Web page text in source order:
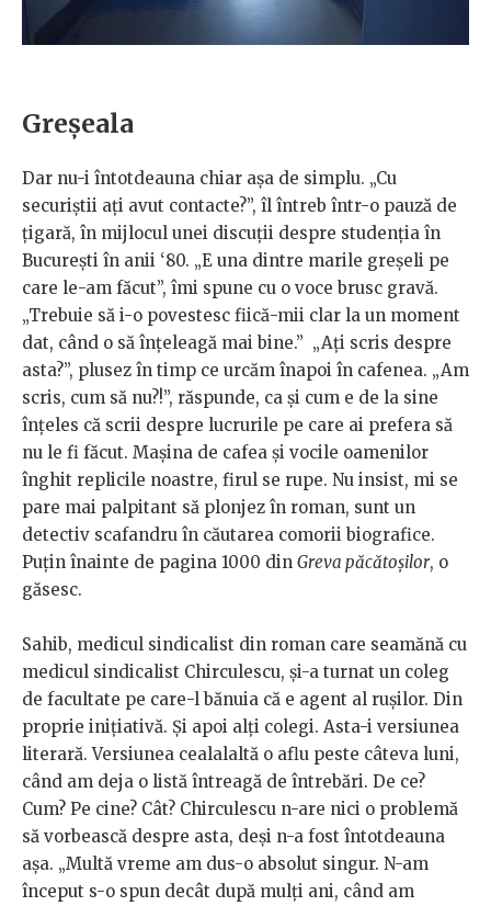
Greșeala
Dar nu-i întotdeauna chiar așa de simplu. „Cu
securiștii ați avut contacte?”, îl întreb într-o pauză de
țigară, în mijlocul unei discuții despre studenția în
București în anii ‘80. „E una dintre marile greșeli pe
care le-am făcut”, îmi spune cu o voce brusc gravă.
„Trebuie să i-o povestesc fiică-mii clar la un moment
dat, când o să înțeleagă mai bine.” „Ați scris despre
asta?”, plusez în timp ce urcăm înapoi în cafenea. „Am
scris, cum să nu?!”, răspunde, ca și cum e de la sine
înțeles că scrii despre lucrurile pe care ai prefera să
nu le fi făcut. Mașina de cafea și vocile oamenilor
înghit replicile noastre, firul se rupe. Nu insist, mi se
pare mai palpitant să plonjez în roman, sunt un
detectiv scafandru în căutarea comorii biografice.
Puțin înainte de pagina 1000 din Greva păcătoșilor, o
găsesc.
Sahib, medicul sindicalist din roman care seamănă cu
medicul sindicalist Chirculescu, și-a turnat un coleg
de facultate pe care-l bănuia că e agent al rușilor. Din
proprie inițiativă. Și apoi alți colegi. Asta-i versiunea
literară. Versiunea cealalaltă o aflu peste câteva luni,
când am deja o listă întreagă de întrebări. De ce?
Cum? Pe cine? Cât? Chirculescu n-are nici o problemă
să vorbească despre asta, deși n-a fost întotdeauna
așa. „Multă vreme am dus-o absolut singur. N-am
început s-o spun decât după mulți ani, când am